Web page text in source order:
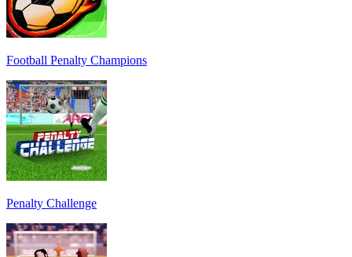
Football Penalty Champions
Penalty Challenge